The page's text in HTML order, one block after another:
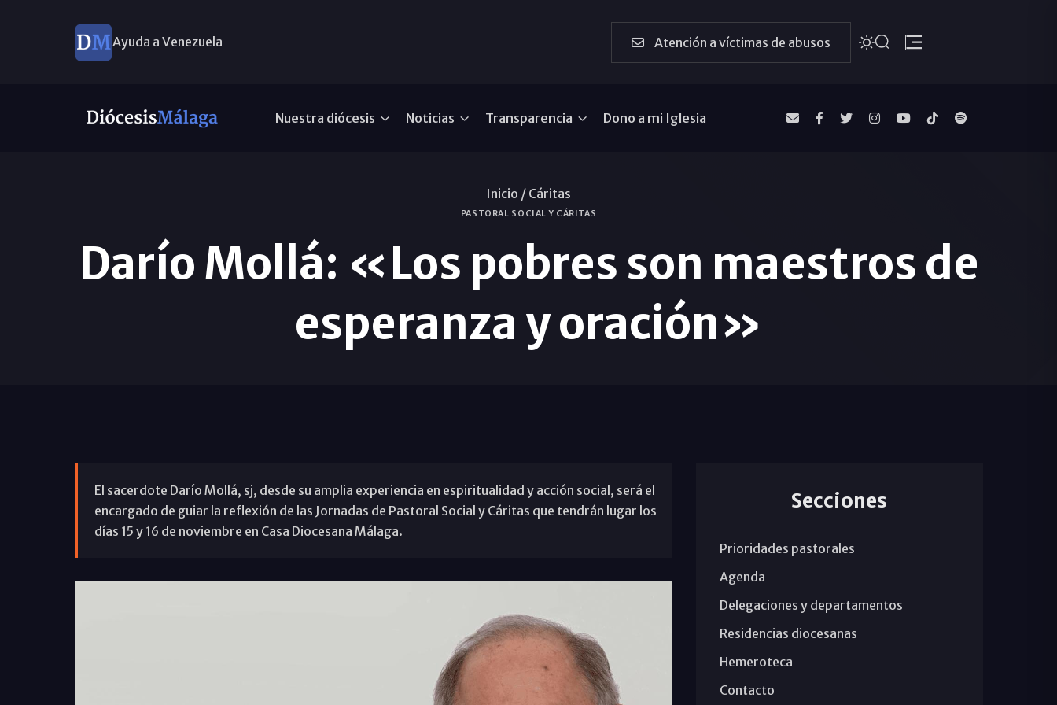
Ayuda a Venezuela Atención a víctimas de abusos
Nuestra diócesis Noticias Transparencia Dono a mi Iglesia
Inicio / Cáritas
PASTORAL SOCIAL Y CÁRITAS
Darío Mollá: «Los pobres son maestros de
esperanza y oración»
El sacerdote Darío Mollá, sj, desde su amplia experiencia en espiritualidad y acción social, será el
encargado de guiar la reflexión de las Jornadas de Pastoral Social y Cáritas que tendrán lugar los
días 15 y 16 de noviembre en Casa Diocesana Málaga.
Secciones
Prioridades pastorales
Agenda
Delegaciones y departamentos
Residencias diocesanas
Hemeroteca
Contacto